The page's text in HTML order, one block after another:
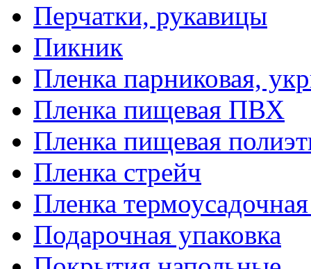
Перчатки, рукавицы
Пикник
Пленка парниковая,
Пленка пищевая ПВХ
Пленка пищевая
Пленка стрейч
Пленка
Подарочная упаковка